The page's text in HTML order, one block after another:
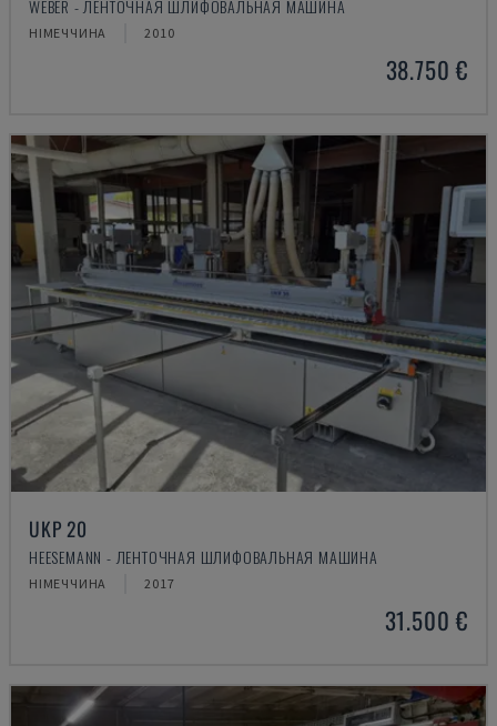
WEBER - ЛЕНТОЧНАЯ ШЛИФОВАЛЬНАЯ МАШИНА
НІМЕЧЧИНА 2010
38.750 €
UKP 20
HEESEMANN - ЛЕНТОЧНАЯ ШЛИФОВАЛЬНАЯ МАШИНА
НІМЕЧЧИНА 2017
31.500 €